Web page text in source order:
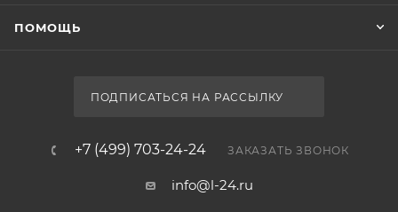
ПОМОЩЬ
ПОДПИСАТЬСЯ НА РАССЫЛКУ
+7 (499) 703-24-24 ЗАКАЗАТЬ ЗВОНОК
info@l-24.ru